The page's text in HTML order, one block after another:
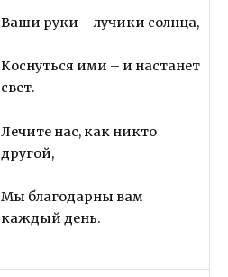
Ваши руки – лучики солнца,
Коснуться ими – и настанет
свет.
Лечите нас, как никто
другой,
Мы благодарны вам
каждый день.